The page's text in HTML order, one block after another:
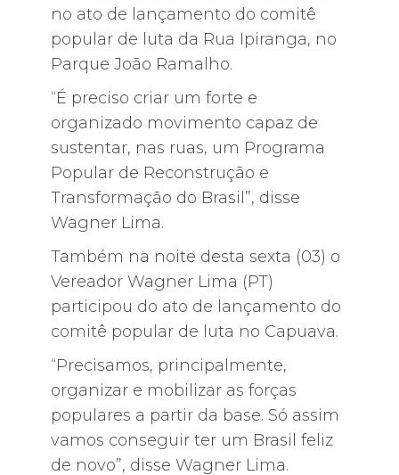
no ato de lançamento do comitê
popular de luta da Rua Ipiranga, no
Parque João Ramalho.
“É preciso criar um forte e
organizado movimento capaz de
sustentar, nas ruas, um Programa
Popular de Reconstrução e
Transformação do Brasil”, disse
Wagner Lima.
Também na noite desta sexta (03) o
Vereador Wagner Lima (PT)
participou do ato de lançamento do
comitê popular de luta no Capuava.
“Precisamos, principalmente,
organizar e mobilizar as forças
populares a partir da base. Só assim
vamos conseguir ter um Brasil feliz
de novo”, disse Wagner Lima.